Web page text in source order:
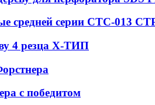
средней серии СТС-013
4 резца Х-ТИП
с победитом